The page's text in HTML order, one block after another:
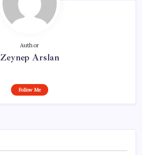
Author
Zeynep Arslan
Follow Me